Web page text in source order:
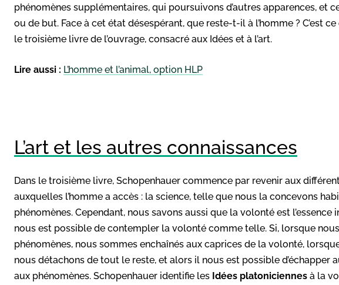
phénomènes supplémentaires, qui poursuivons d’autres apparences, et
ou de but. Face à cet état désespérant, que reste-t-il à l’homme ? C’est
le troisième livre de l’ouvrage, consacré aux Idées et à l’art.
Lire aussi : L’homme et l’animal, option HLP
L’art et les autres connaissances
Dans le troisième livre, Schopenhauer commence par revenir aux
auxquelles l’homme a accès : la science, telle que nous la concevons
phénomènes. Cependant, nous savons aussi que la volonté est l’essence
nous est possible de contempler la volonté comme telle. Si, lorsque
phénomènes, nous sommes enchaînés aux caprices de la volonté,
nous détachons de tout le reste, et alors il nous est possible d’échapper
aux phénomènes. Schopenhauer identifie les Idées platoniciennes à la